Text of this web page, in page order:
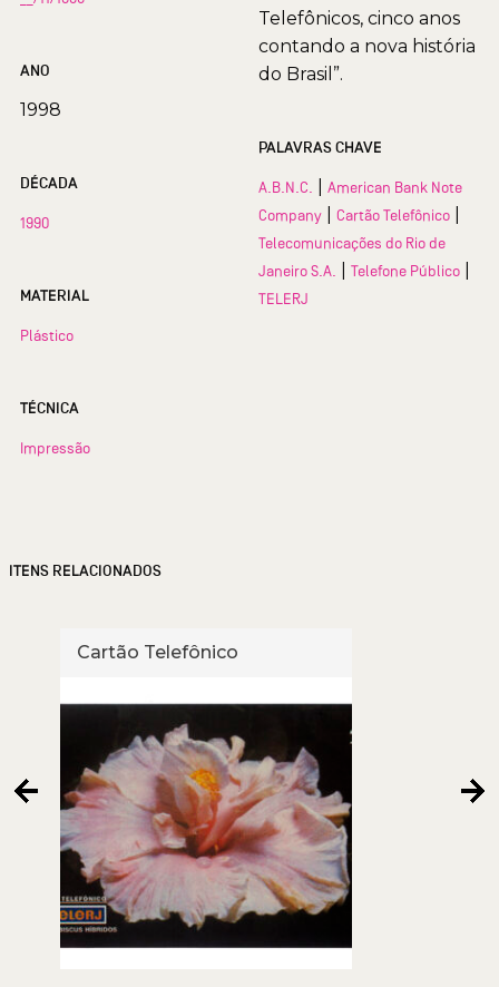
ANO
1998
DÉCADA
1990
MATERIAL
Plástico
TÉCNICA
Impressão
Telefônicos, cinco anos
contando a nova história
do Brasil”.
PALAVRAS CHAVE
A.B.N.C.
American Bank Note
Company
Cartão Telefônico
Telecomunicações do Rio de
Janeiro S.A.
Telefone Público
TELERJ
ITENS RELACIONADOS
Cartão Telefônico